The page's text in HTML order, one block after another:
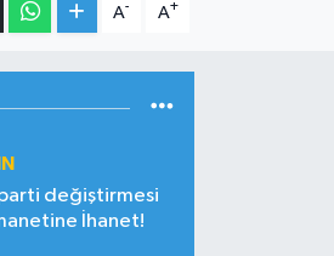
A- A+
değiştirmesi
İhanet!